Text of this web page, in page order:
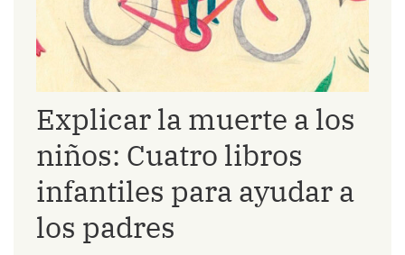
Explicar la muerte a los
niños: Cuatro libros
infantiles para ayudar a
los padres